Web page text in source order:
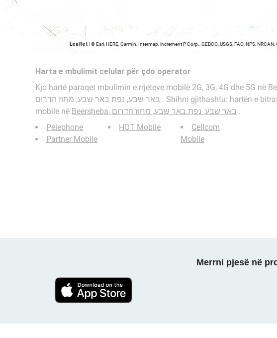
Leaflet |© Esri, HERE, Garmin, Intermap, increment P Corp., GEBCO, USGS, FAO, NPS,
Harta e mbulimit celular për çdo operator
Kjo hartë paraqet mbulimin e rrjeteve mobile 2G, 3G, 4G dhe 5G në
באר שבע, נפת באר שבע, מחוז הדרום . Shihni gjithashtu: hartën e bitrateve të
mobile në
Beersheba, באר שבע, נפת באר שבע, מחוז הדרום .
Pelephone
Partner Mobile
HOT Mobile
Cellcom
Mobile
Merrni pjesë në